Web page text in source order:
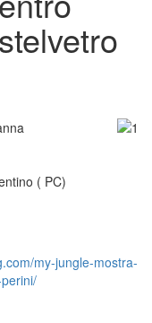
( PC)
my-jungle-mostra-